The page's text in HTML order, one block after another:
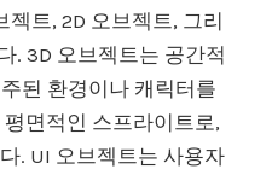
젝트, 2D 오브젝트, 그리
. 3D 오브젝트는 공간적
된 환경이나 캐릭터를
면적인 스프라이트로,
. UI 오브젝트는 사용자